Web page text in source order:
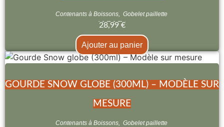
Contenants à Boissons, Gobelet paillette
28,99 €
Ajouter au panier
GOURDE SNOW GLOBE (300ML) – MODÈLE SUR
MESURE
Contenants à Boissons, Gobelet paillette